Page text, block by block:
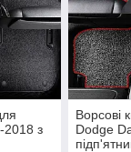
2018 з
Ворсові
Dodge